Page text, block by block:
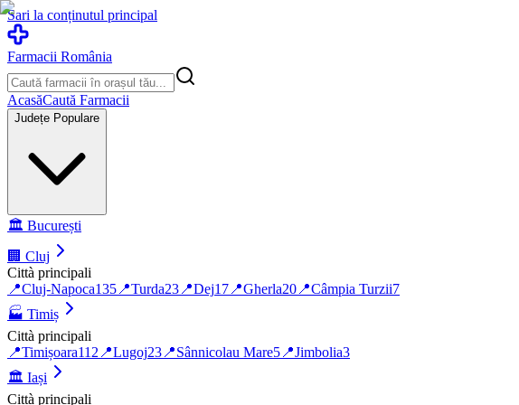
Sari la conținutul principal
Farmacii România
AcasăCaută Farmacii
Județe Populare
🏛️ București
🏢 Cluj
Città principali
📍Cluj-Napoca135 📍Turda23 📍Dej17 📍Gherla20 📍Câmpia Turzii7
🏭 Timiș
Città principali
📍Timișoara112 📍Lugoj23 📍Sânnicolau Mare5 📍Jimbolia3
🏛️ Iași
Città principali